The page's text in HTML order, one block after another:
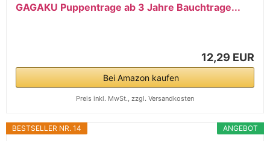
GAGAKU Puppentrage ab 3 Jahre Bauchtrage...
12,29 EUR
Bei Amazon kaufen
Preis inkl. MwSt., zzgl. Versandkosten
ANGEBOT
BESTSELLER NR. 14